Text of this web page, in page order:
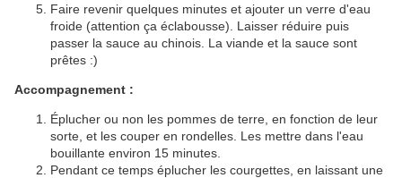
Faire revenir quelques minutes et ajouter un verre d'eau
froide (attention ça éclabousse). Laisser réduire puis
passer la sauce au chinois. La viande et la sauce sont
prêtes :)
Accompagnement :
Éplucher ou non les pommes de terre, en fonction de leur
sorte, et les couper en rondelles. Les mettre dans l'eau
bouillante environ 15 minutes.
Pendant ce temps éplucher les courgettes, en laissant une